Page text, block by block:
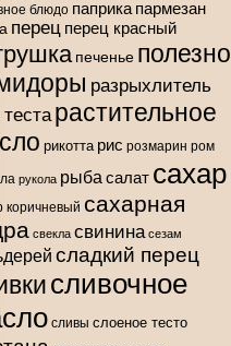
блюдо паприка пармезан
перец перец красный
печенье полезно
разрыхлитель
растительное
рикотта рис розмарин ром
рукола рыба салат сахар
коричневый сахарная
свекла свинина сезам
сладкий перец
сливочное
сливы слоеное тесто